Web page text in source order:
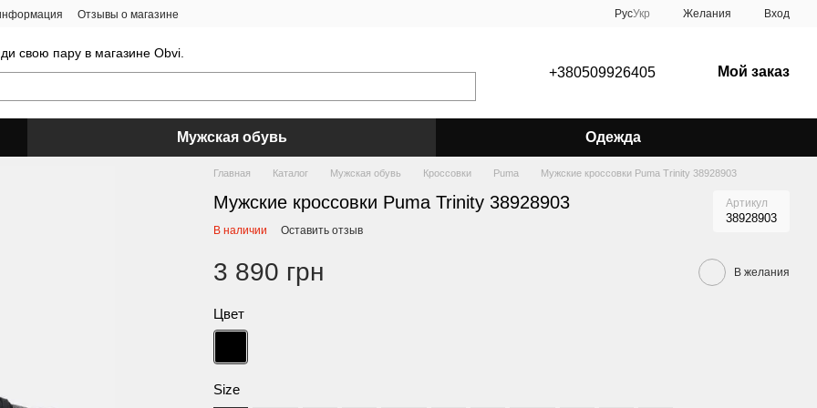
Отзывы о магазине РусУкр Желания Вход
свою пару в магазине Obvi.
+380509926405 Мой заказ
Мужская обувь Одежда
Главная Каталог Мужская обувь Кроссовки Puma Мужские кроссовки Puma Trinity 38928903
Мужские кроссовки Puma Trinity 38928903 Артикул
38928903
В наличии Оставить отзыв
3 890 грн В желания
Цвет
Size